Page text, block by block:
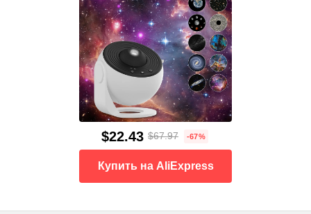
$22.43 $67.97 -67%
Купить на AliExpress